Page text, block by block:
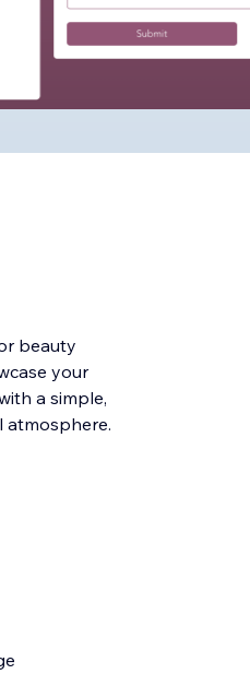
beauty
your
a simple,
atmosphere.